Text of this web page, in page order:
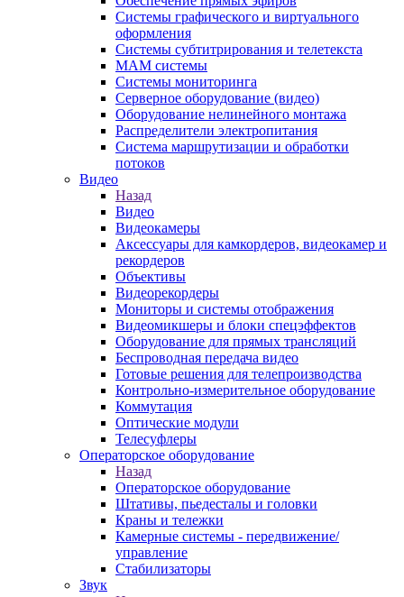
Системы графического и виртуального
оформления
Системы субтитрирования и телетекста
MAM системы
Системы мониторинга
Серверное оборудование (видео)
Оборудование нелинейного монтажа
Распределители электропитания
Система маршрутизации и обработки
потоков
Видео
Назад
Видео
Видеокамеры
Аксессуары для камкордеров, видеокамер и
рекордеров
Объективы
Видеорекордеры
Мониторы и системы отображения
Видеомикшеры и блоки спецэффектов
Оборудование для прямых трансляций
Беспроводная передача видео
Готовые решения для телепроизводства
Контрольно-измерительное оборудование
Коммутация
Оптические модули
Телесуфлеры
Операторское оборудование
Назад
Операторское оборудование
Штативы, пьедесталы и головки
Краны и тележки
Камерные системы - передвижение/
управление
Стабилизаторы
Звук